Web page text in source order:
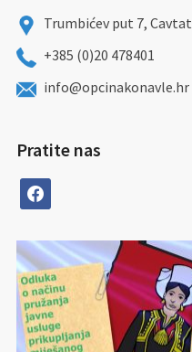
Trumbićev put 7, Cavtat
+385 (0)20 478401
info@opcinakonavle.hr
Pratite nas
facebook